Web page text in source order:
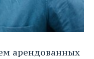
арендованных